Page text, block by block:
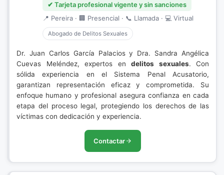
✔ Tarjeta profesional vigente y sin sanciones
📍 Pereira · 🏢 Presencial · 📞 Llamada · 💻 Virtual
Abogado de Delitos Sexuales
Dr. Juan Carlos García Palacios y Dra. Sandra Angélica
Cuevas Meléndez, expertos en delitos sexuales. Con
sólida experiencia en el Sistema Penal Acusatorio,
garantizan representación eficaz y comprometida. Su
enfoque humano y profesional asegura confianza en cada
etapa del proceso legal, protegiendo los derechos de las
víctimas con dedicación y experiencia.
Contactar